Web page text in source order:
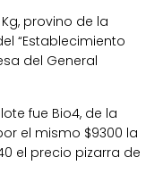
provino de la
“Establecimiento
del General
fue Bio4, de la
el mismo $9300 la
el precio pizarra de